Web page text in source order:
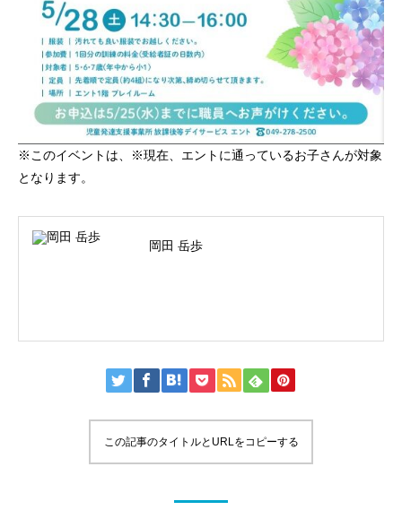
※このイベントは、※現在、エントに通っているお子さんが対象
となります。
岡田 岳歩
この記事のタイトルとURLをコピーする